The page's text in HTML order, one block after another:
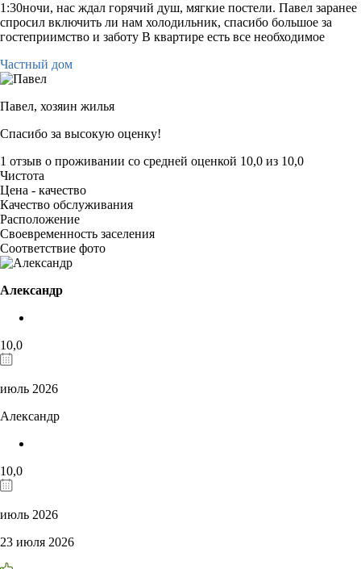
1:30ночи, нас ждал горячий душ, мягкие постели. Павел заранее
спросил включить ли нам холодильник, спасибо большое за
гостеприимство и заботу В квартире есть все необходимое
Частный дом
Павел, хозяин жилья
Спасибо за высокую оценку!
1 отзыв о проживании со средней оценкой 10,0 из 10,0
Чистота
Цена - качество
Качество обслуживания
Расположение
Своевременность заселения
Соответствие фото
Александр
10,0
июль 2026
Александр
10,0
июль 2026
23 июля 2026